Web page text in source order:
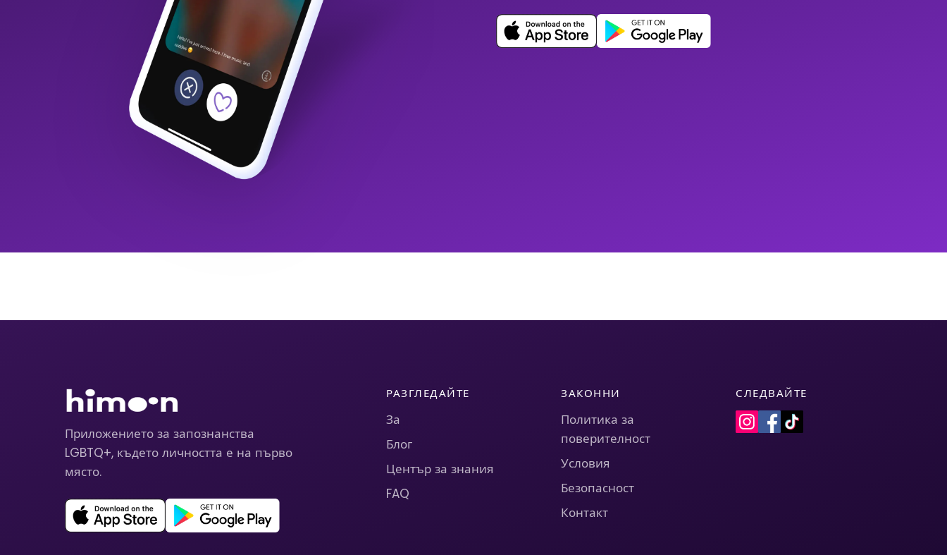
Приложението за запознанства
LGBTQ+, където личността е на първо
място.
РАЗГЛЕДАЙТЕ
За
Блог
Център за знания
FAQ
ЗАКОННИ
Политика за
поверителност
Условия
Безопасност
Контакт
СЛЕДВАЙТЕ